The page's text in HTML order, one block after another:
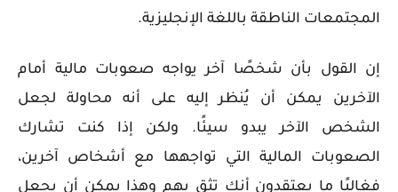
المجتمعات الناطقة باللغة الإنجليزية.
إن القول بأن شخصًا آخر يواجه صعوبات مالية أمام
الآخرين يمكن أن يُنظر إليه على أنه محاولة لجعل
الشخص الآخر يبدو سيئًا. ولكن إذا كنت تشارك
الصعوبات المالية التي تواجهها مع أشخاص آخرين،
فغالبًا ما يعتقدون أنك تثق بهم وهذا يمكن أن يجعل